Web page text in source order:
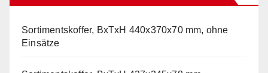
Sortimentskoffer, BxTxH 440x370x70 mm, ohne
Einsätze